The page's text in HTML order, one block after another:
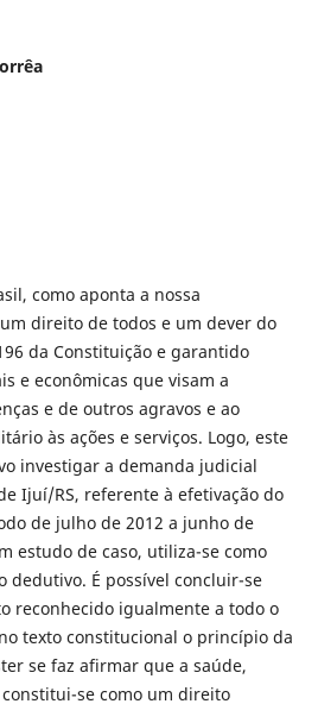
como aponta a nossa
direito de todos e um dever do
da Constituição e garantido
e econômicas que visam a
e de outros agravos e ao
às ações e serviços. Logo, este
investigar a demanda judicial
Ijuí/RS, referente à efetivação do
de julho de 2012 a junho de
estudo de caso, utiliza-se como
dedutivo. É possível concluir-se
reconhecido igualmente a todo o
texto constitucional o princípio da
se faz afirmar que a saúde,
se como um direito